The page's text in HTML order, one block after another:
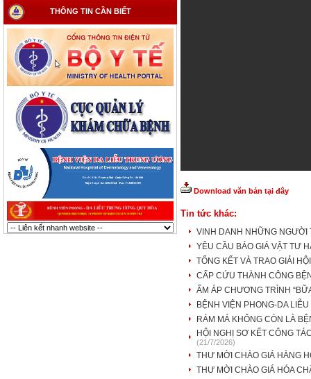
THÔNG TIN CẦN BIẾT
Download văn bản tại đây
Tin tức khác:
VINH DANH NHỮNG NGƯỜI
YÊU CẦU BÁO GIÁ VẬT TƯ
TỔNG KẾT VÀ TRAO GIẢI
CẤP CỨU THÀNH CÔNG
ẤM ÁP CHƯƠNG TRÌNH
BỆNH VIỆN PHONG-DA
RÁM MÁ KHÔNG CÒN LÀ
HỘI NGHỊ SƠ KẾT CÔNG
(21/7/2026)
THƯ MỜI CHÀO GIÁ HÀNG
THƯ MỜI CHÀO GIÁ HÓA